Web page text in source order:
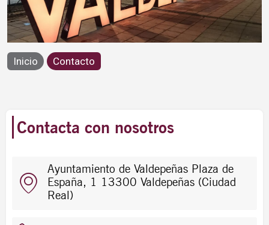
Contacto
Inicio Contacto
Contacta con nosotros
Ayuntamiento de Valdepeñas Plaza de
España, 1 13300 Valdepeñas (Ciudad
Real)